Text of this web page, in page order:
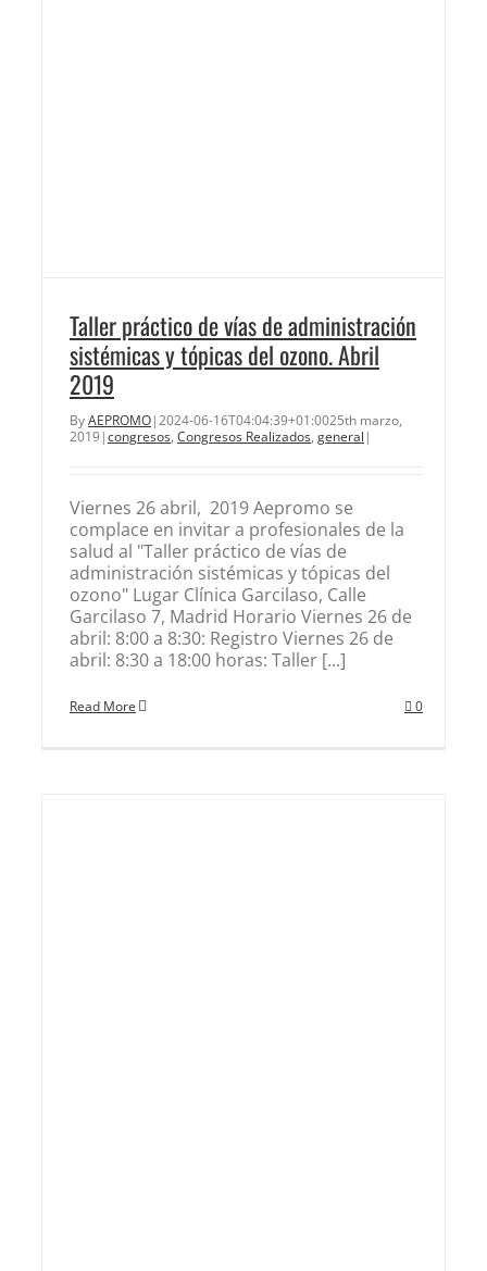
Taller práctico de vías de administración
sistémicas y tópicas del ozono. Abril
2019
ByAEPROMO|2024-06-16T04:04:39+01:0025th marzo,
2019|congresos, Congresos Realizados, general |
Viernes 26 abril, 2019 Aepromo se
complace en invitar a profesionales de la
salud al "Taller práctico de vías de
administración sistémicas y tópicas del
ozono" Lugar Clínica Garcilaso, Calle
Garcilaso 7, Madrid Horario Viernes 26 de
abril: 8:00 a 8:30: Registro Viernes 26 de
abril: 8:30 a 18:00 horas: Taller [...]
Read More 0